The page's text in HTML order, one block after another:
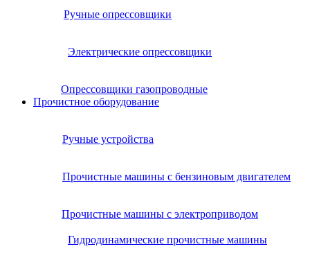
Ручные опрессовщики
Электрические опрессовщики
Опрессовщики газопроводные
Прочистное оборудование
Ручные устройства
Прочистные машины с бензиновым двигателем
Прочистные машины с электроприводом
Гидродинамические прочистные машины